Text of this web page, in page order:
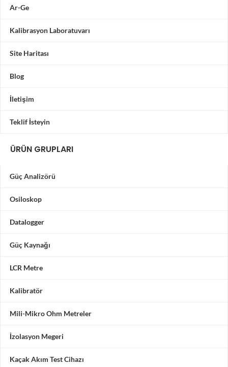
Ar-Ge
Kalibrasyon Laboratuvarı
Site Haritası
Blog
İletişim
Teklif İsteyin
ÜRÜN GRUPLARI
Güç Analizörü
Osiloskop
Datalogger
Güç Kaynağı
LCR Metre
Kalibratör
Mili-Mikro Ohm Metreler
İzolasyon Megeri
Kaçak Akım Test Cihazı